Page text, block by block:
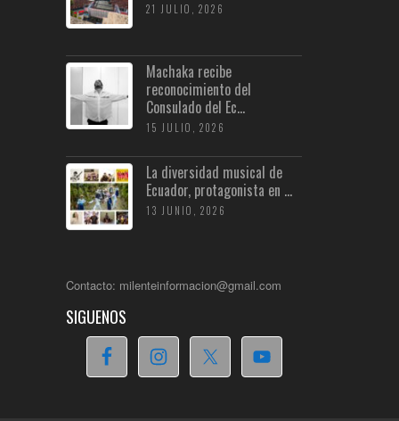
21 JULIO, 2026
Machaka recibe
reconocimiento del
Consulado del Ec...
15 JULIO, 2026
La diversidad musical de
Ecuador, protagonista en ...
13 JUNIO, 2026
Contacto: milenteinformacion@gmail.com
SIGUENOS